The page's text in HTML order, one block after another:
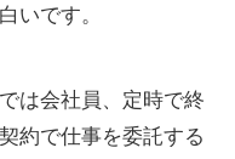
いです。
は会社員、定時で終
約で仕事を委託する